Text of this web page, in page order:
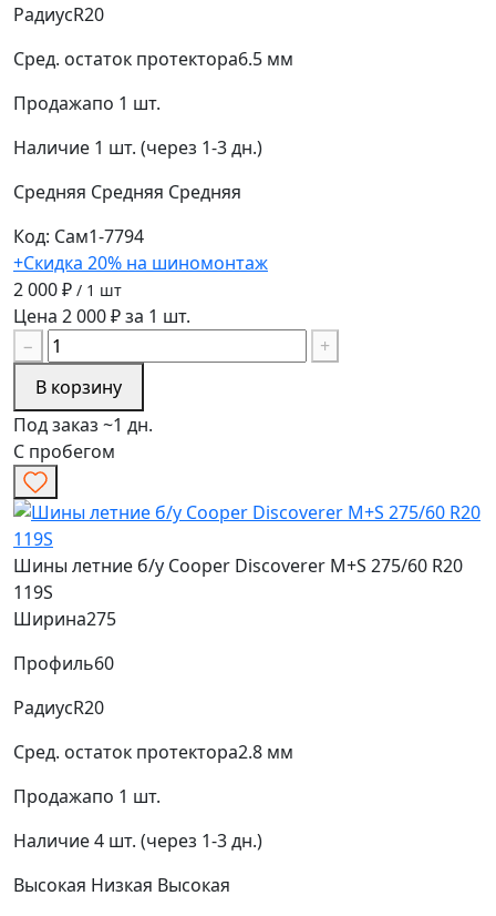
РадиусR20
Сред. остаток протектора6.5 мм
Продажапо 1 шт.
Наличие 1 шт. (через 1-3 дн.)
Средняя Средняя Средняя
Код: Сам1-7794
+Скидка 20% на шиномонтаж
2 000 ₽ / 1 шт
Цена 2 000 ₽ за 1 шт.
−
+
В корзину
Под заказ ~1 дн.
С пробегом
Шины летние б/у Cooper Discoverer M+S 275/60 R20
119S
Ширина275
Профиль60
РадиусR20
Сред. остаток протектора2.8 мм
Продажапо 1 шт.
Наличие4 шт. (через 1-3 дн.)
Высокая Низкая Высокая